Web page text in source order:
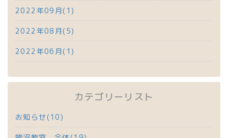
2022年09月(1)
2022年08月(5)
2022年06月(1)
カテゴリーリスト
お知らせ(10)